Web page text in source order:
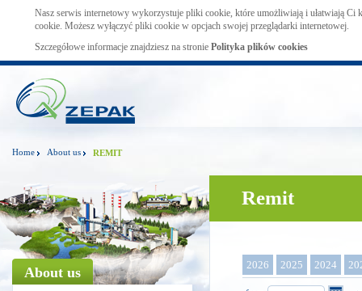
Nasz serwis internetowy wykorzystuje pliki cookie, które umożliwiają i ułatwiają Ci
cookie. Możesz wyłączyć pliki cookie w opcjach swojej przeglądarki internetowej.
Szczegółowe informacje znajdziesz na stronie Polityka plików cookies
Home About us REMIT
About us
Remit
2026 2025 2024